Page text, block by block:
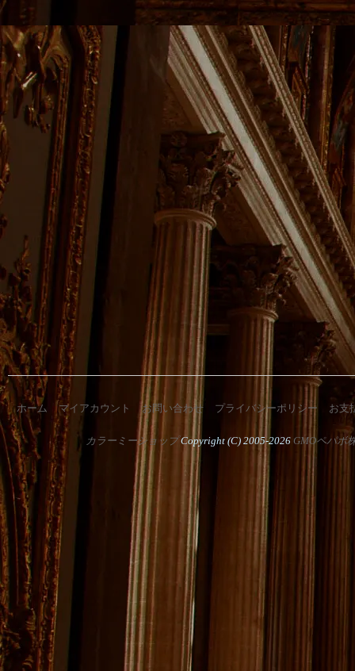
ホーム マイアカウント お問い合わせ プライバシーポリシー お支
カラーミーショップCopyright (C) 2005-2026 GMOペパボ